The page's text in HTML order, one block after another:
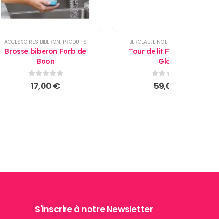
ACCESSOIRES BIBERON, PRODUITS
Brosse biberon Forb de
Boon
0sur 5
17,00€
BERCEAU, LINGE DE LIT
Tour de lit Forêt 190x35
Gloop
0sur 5
59,00
S'inscrire à notre Newsletter